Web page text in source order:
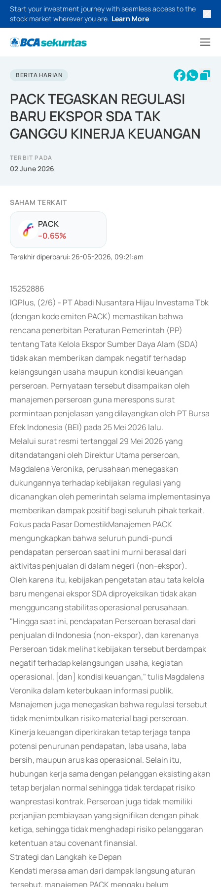
Start your investment journey with seamless access to the
stock market wherever you are. Learn More
BERITA HARIAN
PACK TEGASKAN REGULASI
BARU EKSPOR SDA TAK
GANGGU KINERJA KEUANGAN
TERBIT PADA
02 June 2026
SAHAM TERKAIT
PACK
--0.65%
Terakhir diperbarui: 26-05-2026, 09:21:am
15252886
IQPlus, (2/6) - PT Abadi Nusantara Hijau Investama Tbk
(dengan kode emiten PACK) memastikan bahwa
rencana penerbitan Peraturan Pemerintah (PP)
tentang Tata Kelola Ekspor Sumber Daya Alam (SDA)
tidak akan memberikan dampak negatif terhadap
kelangsungan usaha maupun kondisi keuangan
perseroan. Pernyataan tersebut disampaikan oleh
manajemen perseroan guna merespons surat
permintaan penjelasan yang dilayangkan oleh PT Bursa
Efek Indonesia (BEI) pada 25 Mei 2026 lalu.
Melalui surat resmi tertanggal 29 Mei 2026 yang
ditandatangani oleh Direktur Utama perseroan,
Magdalena Veronika, perusahaan menegaskan
dukungannya terhadap kebijakan regulasi yang
dicanangkan oleh pemerintah selama implementasinya
memberikan dampak positif bagi seluruh pihak terkait.
Fokus pada Pasar DomestikManajemen PACK
mengungkapkan bahwa seluruh pundi-pundi
pendapatan perseroan saat ini murni berasal dari
aktivitas penjualan di dalam negeri (non-ekspor).
Oleh karena itu, kebijakan pengetatan atau tata kelola
baru mengenai ekspor SDA diproyeksikan tidak akan
mengguncang stabilitas operasional perusahaan.
"Hingga saat ini, pendapatan Perseroan berasal dari
penjualan di Indonesia (non-ekspor), dan karenanya
Perseroan tidak melihat kebijakan tersebut berdampak
negatif terhadap kelangsungan usaha, kegiatan
operasional, [dan] kondisi keuangan," tulis Magdalena
Veronika dalam keterbukaan informasi publik.
Manajemen juga menegaskan bahwa regulasi tersebut
tidak menimbulkan risiko material bagi perseroan.
Kinerja keuangan diperkirakan tetap terjaga tanpa
potensi penurunan pendapatan, laba usaha, laba
bersih, maupun arus kas operasional. Selain itu,
hubungan kerja sama dengan pelanggan eksisting akan
tetap berjalan normal sehingga tidak terdapat risiko
wanprestasi kontrak. Perseroan juga tidak memiliki
perjanjian pembiayaan yang signifikan dengan pihak
ketiga, sehingga tidak menghadapi risiko pelanggaran
ketentuan atau covenant finansial.
Strategi dan Langkah ke Depan
Kendati merasa aman dari dampak langsung aturan
tersebut, manajemen PACK mengaku belum